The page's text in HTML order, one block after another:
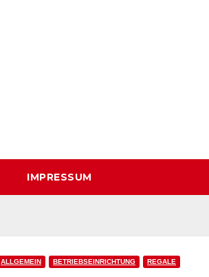
IMPRESSUM
ALLGEMEIN BETRIEBSEINRICHTUNG REGALE